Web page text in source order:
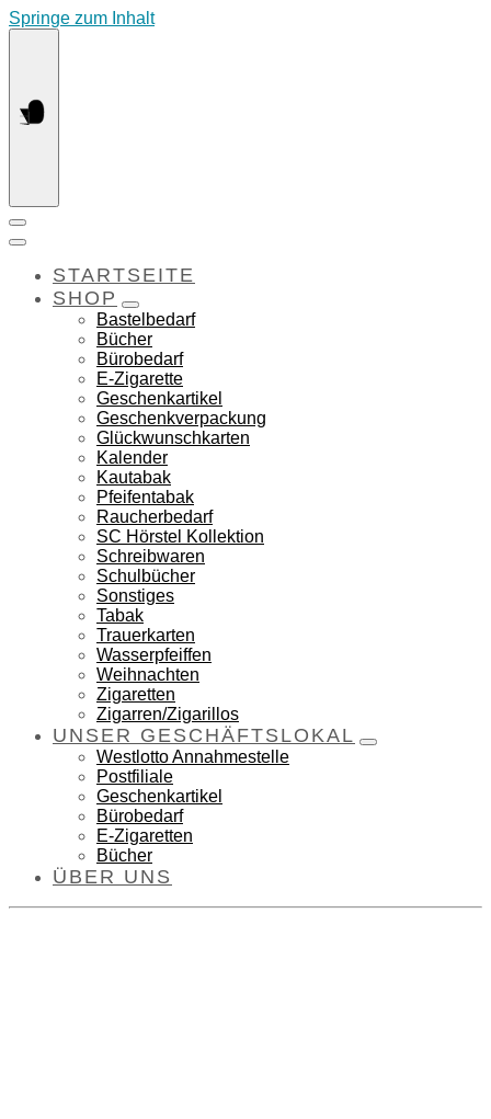
Springe zum Inhalt
STARTSEITE
SHOP
Bastelbedarf
Bücher
Bürobedarf
E-Zigarette
Geschenkartikel
Geschenkverpackung
Glückwunschkarten
Kalender
Kautabak
Pfeifentabak
Raucherbedarf
SC Hörstel Kollektion
Schreibwaren
Schulbücher
Sonstiges
Tabak
Trauerkarten
Wasserpfeiffen
Weihnachten
Zigaretten
Zigarren/Zigarillos
UNSER GESCHÄFTSLOKAL
Westlotto Annahmestelle
Postfiliale
Geschenkartikel
Bürobedarf
E-Zigaretten
Bücher
ÜBER UNS